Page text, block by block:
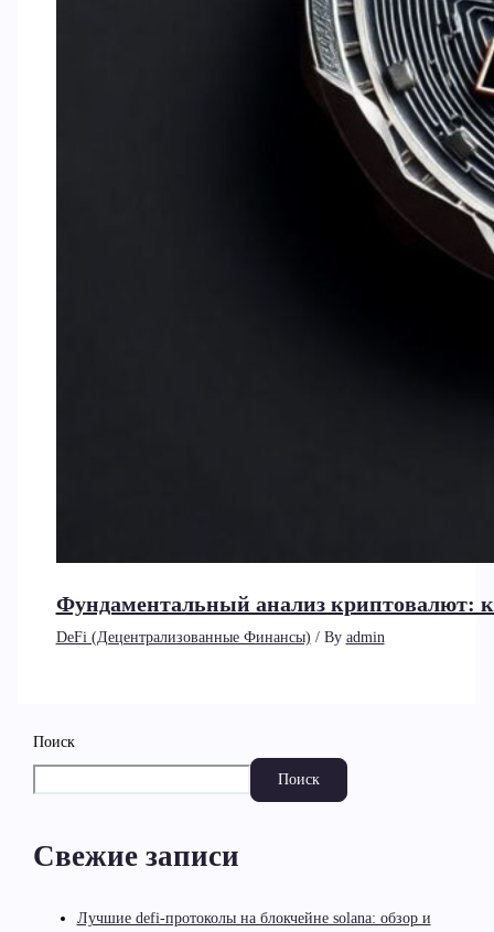
Фундаментальный анализ криптовалют:
DeFi (Децентрализованные Финансы) / By admin
Поиск
Поиск
Свежие записи
Лучшие defi-протоколы на блокчейне solana: обзор и